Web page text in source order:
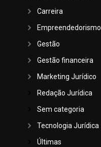
Carreira
Empreendedorismo
Gestão
Gestão financeira
Marketing Jurídico
Redação Jurídica
Sem categoria
Tecnologia Jurídica
Últimas